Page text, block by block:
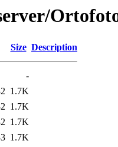
Size Description
-
1.7K
1.7K
1.7K
1.7K